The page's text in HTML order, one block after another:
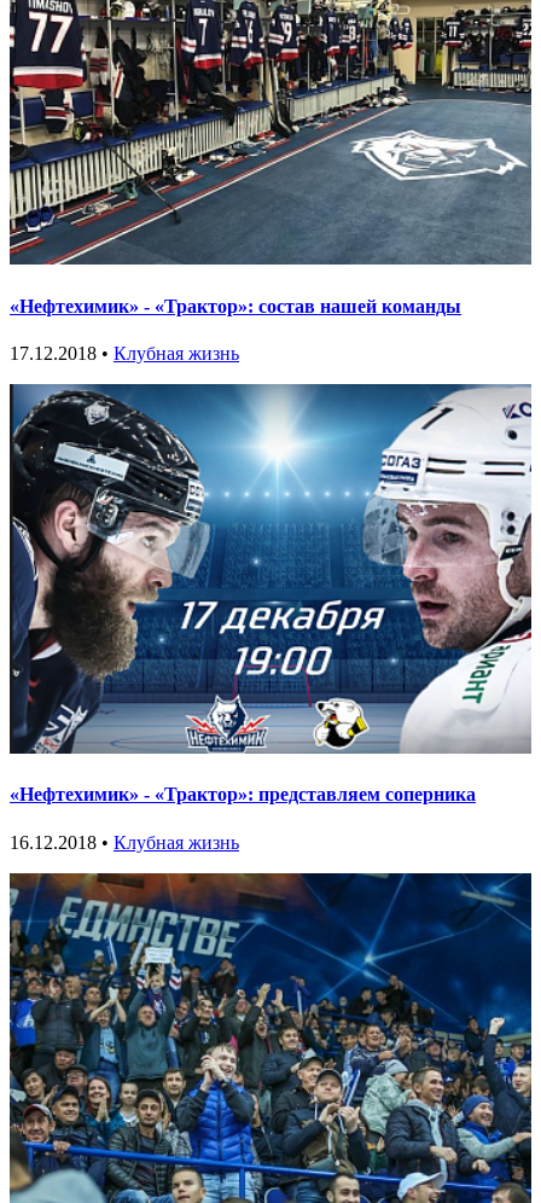
«Нефтехимик» - «Трактор»: состав нашей команды
17.12.2018 • Клубная жизнь
«Нефтехимик» - «Трактор»: представляем соперника
16.12.2018 • Клубная жизнь